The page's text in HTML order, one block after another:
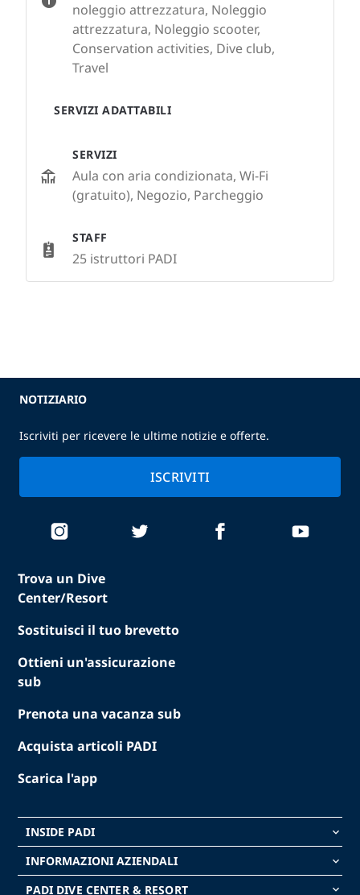
noleggio attrezzatura, Noleggio
attrezzatura, Noleggio scooter,
Conservation activities, Dive club,
Travel
SERVIZI ADATTABILI
SERVIZI
Aula con aria condizionata, Wi-Fi
(gratuito), Negozio, Parcheggio
STAFF
25 istruttori PADI
Trova un Dive
Center/Resort
Sostituisci il tuo brevetto
Ottieni un'assicurazione
sub
Prenota una vacanza sub
Acquista articoli PADI
Scarica l'app
INSIDE PADI keyboard_arrow_down
INFORMAZIONI AZIENDALI keyboard_arrow_down
PADI DIVE CENTER & RESORT keyboard_arrow_down
NOTIZIARIO
Iscriviti per ricevere le ultime notizie e offerte.
ISCRIVITI